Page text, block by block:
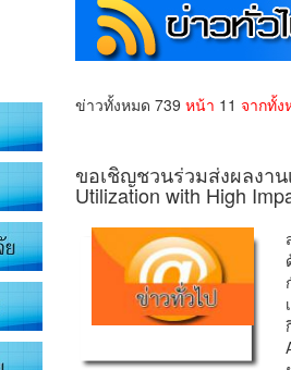
ข่าวทั้งหมด 739 หน้า 11 จากทั้ง
ขอเชิญชวนร่วมส่งผลงาน
Utilization with High